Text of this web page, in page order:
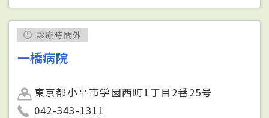
診療時間外
一橋病院
東京都小平市学園西町1丁目2番25号
042-343-1311